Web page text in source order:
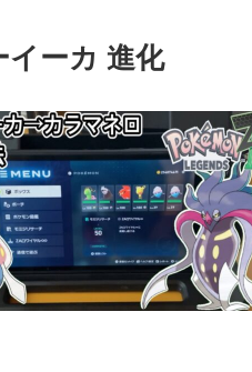
イーカ 進化